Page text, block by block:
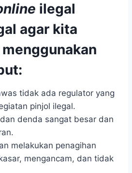
ilegal
agar kita
tidak ada regulator yang
pinjol ilegal.
denda sangat besar dan
melakukan penagihan
mengancam, dan tidak